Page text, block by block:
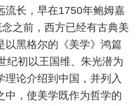
流长，早在1750年鲍姆嘉
念之前，西方已经有古典美
以黑格尔的《美学》鸿篇
纪初以王国维、朱光潜为
理论介绍到中国，并列入
中，使美学既作为哲学的